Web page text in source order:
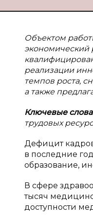
Объектом
экономический
реализации
темпов роста,
а также
Ключевые
трудовых
Дефицит
в последние
образование,
В сфере
тысяч
доступности